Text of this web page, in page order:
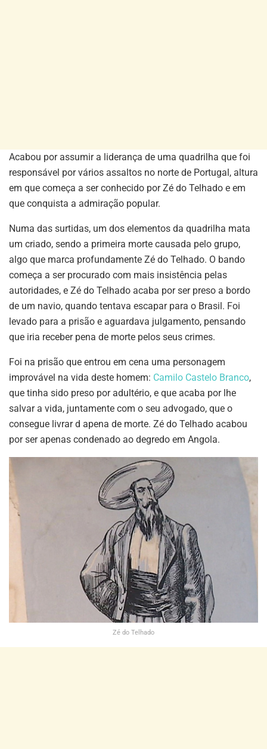
Acabou por assumir a liderança de uma quadrilha que foi
responsável por vários assaltos no norte de Portugal, altura
em que começa a ser conhecido por Zé do Telhado e em
que conquista a admiração popular.
Numa das surtidas, um dos elementos da quadrilha mata
um criado, sendo a primeira morte causada pelo grupo,
algo que marca profundamente Zé do Telhado. O bando
começa a ser procurado com mais insistência pelas
autoridades, e Zé do Telhado acaba por ser preso a bordo
de um navio, quando tentava escapar para o Brasil. Foi
levado para a prisão e aguardava julgamento, pensando
que iria receber pena de morte pelos seus crimes.
Foi na prisão que entrou em cena uma personagem
improvável na vida deste homem: Camilo Castelo Branco,
que tinha sido preso por adultério, e que acaba por lhe
salvar a vida, juntamente com o seu advogado, que o
consegue livrar d apena de morte. Zé do Telhado acabou
por ser apenas condenado ao degredo em Angola.
Zé do Telhado